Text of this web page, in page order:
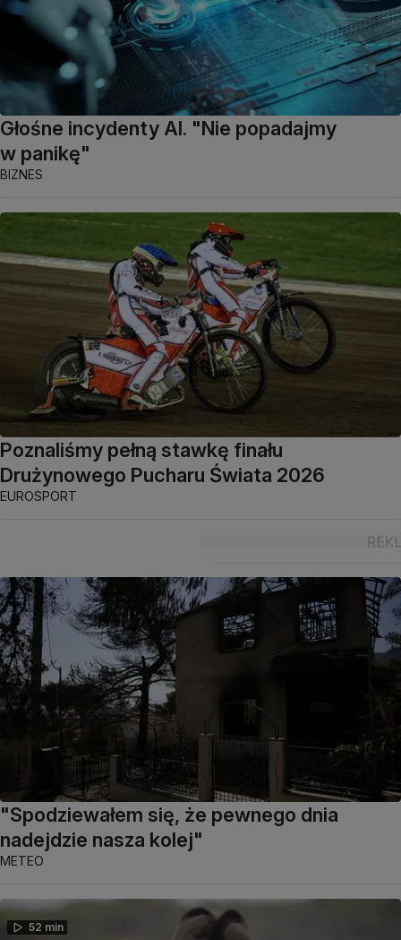
Głośne incydenty AI. "Nie popadajmy
w panikę"
BIZNES
Poznaliśmy pełną stawkę finału
Drużynowego Pucharu Świata 2026
EUROSPORT
"Spodziewałem się, że pewnego dnia
nadejdzie nasza kolej"
METEO
52 min